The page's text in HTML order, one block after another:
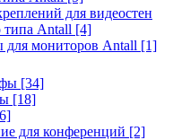
для видеостен
типа Antall [4]
мониторов Antall [1]
[34]
[18]
для конференций [2]